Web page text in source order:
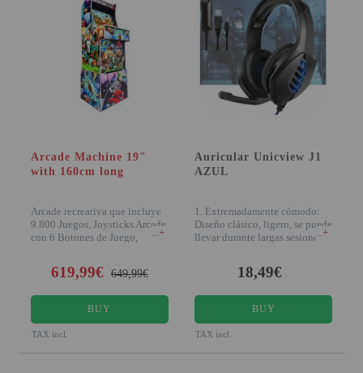
Arcade Machine 19"
with 160cm long
Arcade recreativa que incluye
9.800 Juegos, Joysticks Arcade
con 6 Botones de Juego,
+
619,99€ 649,99€
BUY
TAX incl.
Auricular Unicview J1
AZUL
1. Extremadamente cómodo:
Diseño clásico, ligero, se puede
llevar durante largas sesiones+
18,49€
BUY
TAX incl.